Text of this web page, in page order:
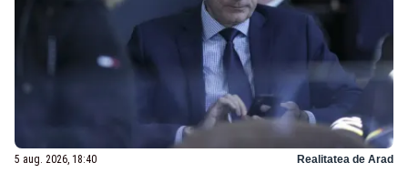
5 aug. 2026, 18:40 Realitatea de Arad